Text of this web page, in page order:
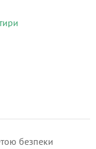
безпеки